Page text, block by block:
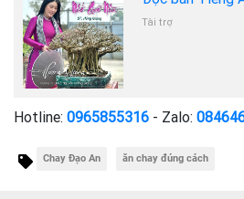
Tài trợ
Hotline: 0965855316 - Zalo:
Chay Đạo An ăn chay đúng cách